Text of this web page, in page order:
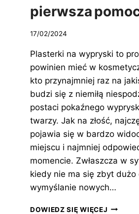
pierwsza
17/02/2024
Plasterki na wypryski to
powinien mieć w
kto przynajmniej raz na
budzi się z niemiłą
postaci pokaźnego
twarzy. Jak na złość,
pojawia się w bardzo
miejscu i najmniej
momencie. Zwłaszcza w
kiedy nie ma się zbyt dużo
wymyślanie nowych…
DOWIEDZ SIĘ WIĘCEJ